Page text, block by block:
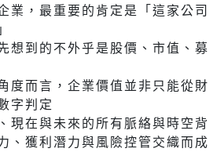
業，最重要的肯定是「這家公司
想到的不外乎是股價、市值、募
度而言，企業價值並非只能從財
字判定
現在與未來的所有脈絡與時空背
、獲利潛力與風險控管交織而成